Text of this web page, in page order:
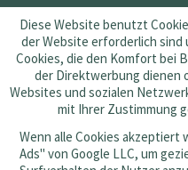
Diese Website benutzt
der Website erforderlich
Cookies, die den Komfort bei
der Direktwerbung dienen
Websites und sozialen
mit Ihrer Zustimmung
Wenn alle Cookies akzeptiert
Ads" von Google LLC, um